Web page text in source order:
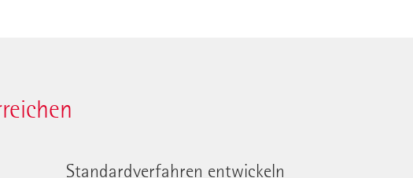
Standardverfahren entwickeln